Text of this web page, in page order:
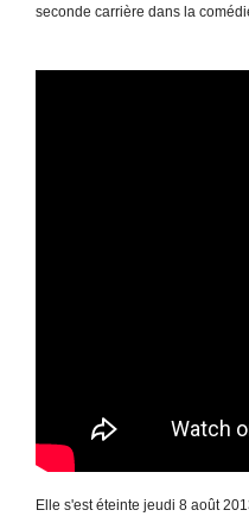
seconde carrière dans la
Elle s'est éteinte jeudi 8 août